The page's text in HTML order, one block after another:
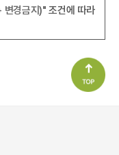
변경금지)" 조건에 따라